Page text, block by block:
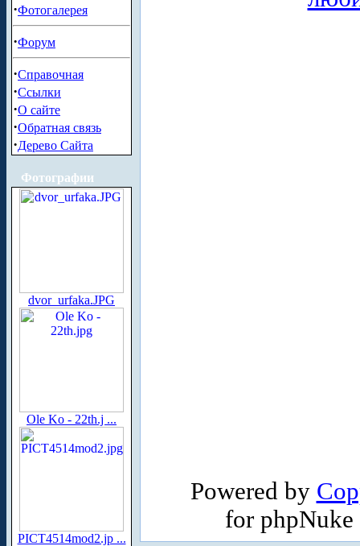
·Фотогалерея
·Форум
·Справочная
·Ссылки
·О сайте
·Обратная связь
·Дерево Сайта
Фотографии
dvor_urfaka.JPG
Ole Ko - 22th.j ...
PICT4514mod2.jp ...
Powered by
for